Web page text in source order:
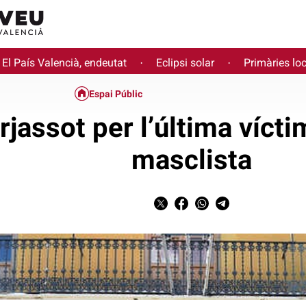
El País Valencià, endeutat · Eclipsi solar · Primàries
Espai Públic
per l’última
masclista